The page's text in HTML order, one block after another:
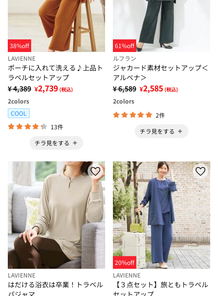
38%off
LAVIENNE
ポーチに入れて洗える♪上品ト
ラベルセットアップ
¥ 4,389 ¥2,739 (税込)
2colors
COOL
13件
チラ見をする
61%off
ルフラン
ジャカード素材セットアップ＜
アルベナ＞
¥ 6,589 ¥2,585 (税込)
2colors
2件
チラ見をする
LAVIENNE
はだける浴衣は卒業！トラベル
パジャマ
20%off
LAVIENNE
【３点セット】旅ともトラベル
セットアップ